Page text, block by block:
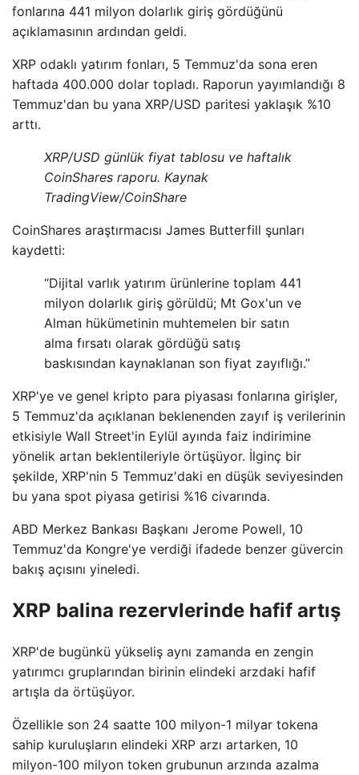
fonlarına 441 milyon dolarlık giriş gördüğünü
açıklamasının ardından geldi.
XRP odaklı yatırım fonları, 5 Temmuz'da sona eren
haftada 400.000 dolar topladı. Raporun yayımlandığı 8
Temmuz'dan bu yana XRP/USD paritesi yaklaşık %10
arttı.
XRP/USD günlük fiyat tablosu ve haftalık
CoinShares raporu. Kaynak
TradingView/CoinShare
CoinShares araştırmacısı James Butterfill şunları
kaydetti:
“Dijital varlık yatırım ürünlerine toplam 441
milyon dolarlık giriş görüldü; Mt Gox'un ve
Alman hükümetinin muhtemelen bir satın
alma fırsatı olarak gördüğü satış
baskısından kaynaklanan son fiyat zayıflığı.”
XRP'ye ve genel kripto para piyasası fonlarına girişler,
5 Temmuz'da açıklanan beklenenden zayıf iş verilerinin
etkisiyle Wall Street'in Eylül ayında faiz indirimine
yönelik artan beklentileriyle örtüşüyor. İlginç bir
şekilde, XRP'nin 5 Temmuz'daki en düşük seviyesinden
bu yana spot piyasa getirisi %16 civarında.
ABD Merkez Bankası Başkanı Jerome Powell, 10
Temmuz'da Kongre'ye verdiği ifadede benzer güvercin
bakış açısını yineledi.
XRP balina rezervlerinde hafif artış
XRP'de bugünkü yükseliş aynı zamanda en zengin
yatırımcı gruplarından birinin elindeki arzdaki hafif
artışla da örtüşüyor.
Özellikle son 24 saatte 100 milyon-1 milyar tokena
sahip kuruluşların elindeki XRP arzı artarken, 10
milyon-100 milyon token grubunun arzında azalma